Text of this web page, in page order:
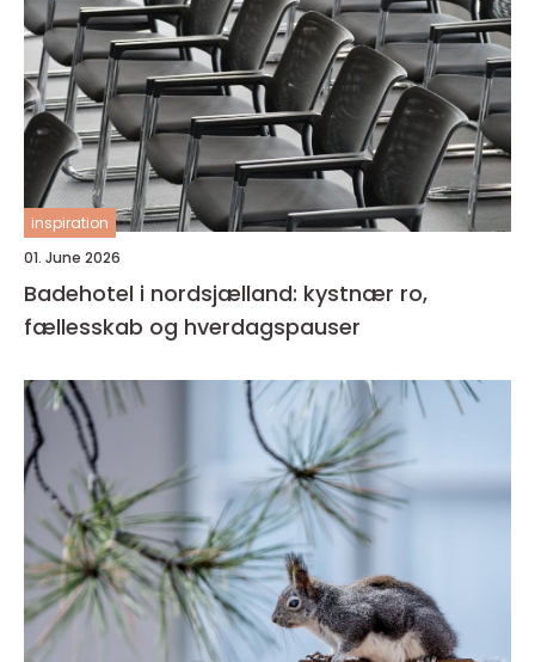
inspiration
01. June 2026
Badehotel i nordsjælland: kystnær ro,
fællesskab og hverdagspauser